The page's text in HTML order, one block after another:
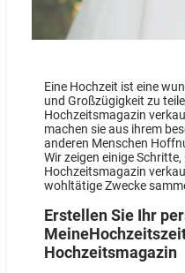
Eine Hochzeit ist eine
und Großzügigkeit zu
Hochzeitsmagazin
machen sie aus ihrem
anderen Menschen
Wir zeigen einige
Hochzeitsmagazin
wohltätige Zwecke
Erstellen Sie Ihr
Hochzeitsmagazin